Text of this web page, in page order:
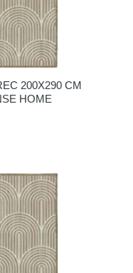
200X290 CM
HOME